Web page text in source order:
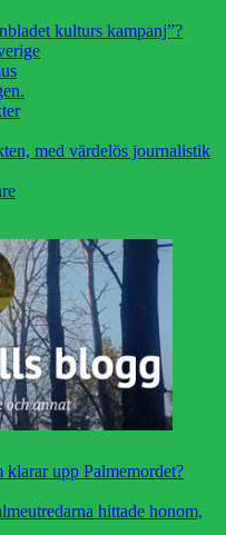
kulturs kampanj”?
med värdelös journalistik
upp Palmemordet?
hittade honom,